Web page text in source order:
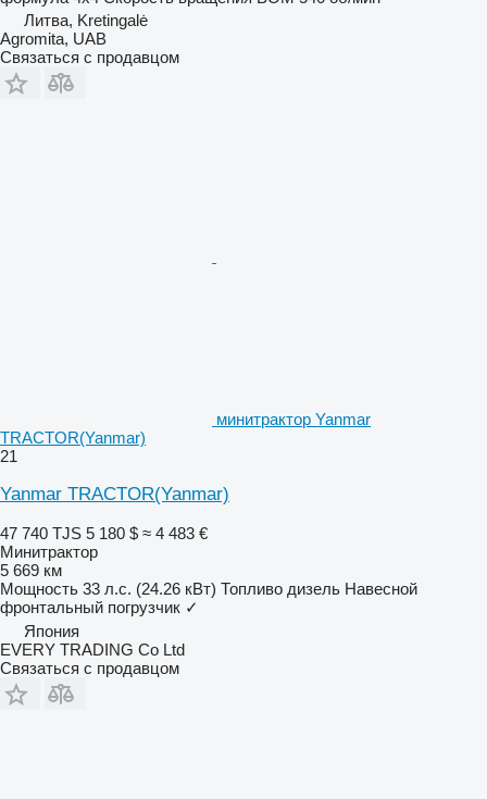
Литва, Kretingalė
Agromita, UAB
Связаться с продавцом
минитрактор Yanmar
TRACTOR(Yanmar)
21
Yanmar TRACTOR(Yanmar)
47 740 TJS 5 180 $ ≈ 4 483 €
Минитрактор
5 669 км
Мощность 33 л.с. (24.26 кВт) Топливо дизель Навесной
фронтальный погрузчик ✓
Япония
EVERY TRADING Co Ltd
Связаться с продавцом